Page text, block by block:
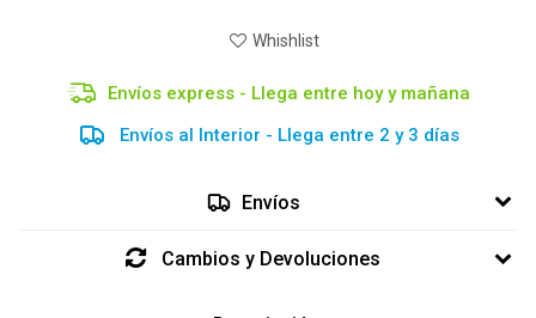
Envíos express - Llega entre hoy y mañana
Envíos al Interior - Llega entre 2 y 3 días
Envíos
Cambios y Devoluciones